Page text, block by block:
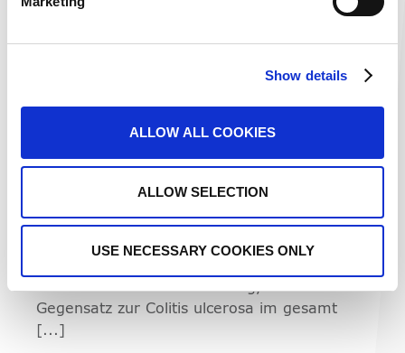
Show details
ALLOW ALL COOKIES
ALLOW SELECTION
USE NECESSARY COOKIES ONLY
Dickdarm-Schleimhaut (Mukosa [...]
Erfahren Sie mehr »
MC) ist eine Entzündung des Dickdarms, die
chronischen, nicht blutigen, wäs [...]
Erfahren Sie mehr
entzündliche Darmerkrankung, die im
Gegensatz zur Colitis ulcerosa im gesamt
[...]